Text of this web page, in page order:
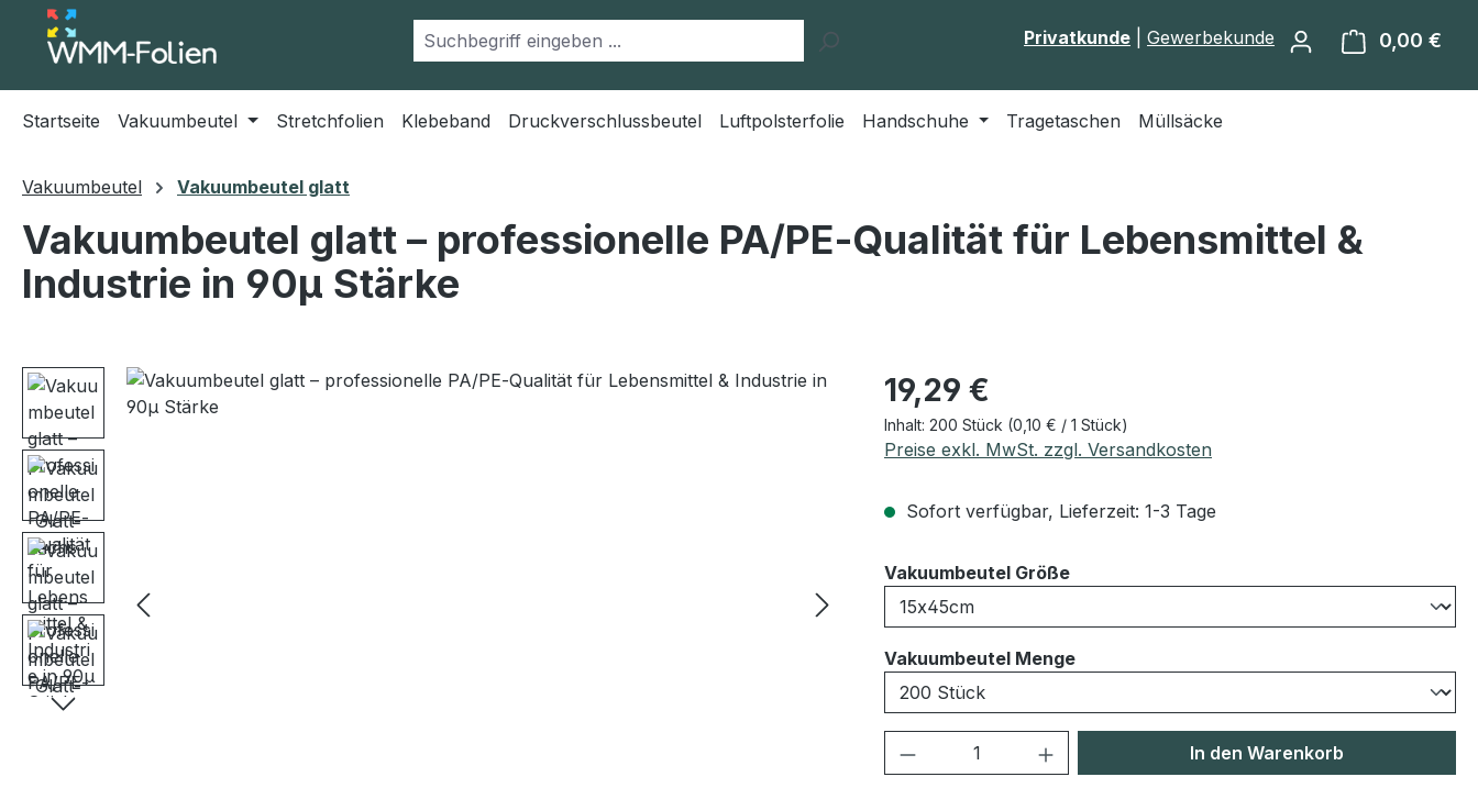
Hauptinhalt springen
Zur Suche springen
Zur Hauptnavigation springen
Privatkunde Gewerbekunde 0,00 €
Startseite Vakuumbeutel Stretchfolien Klebeband Druckverschlussbeutel Luftpolsterfolie Handschuhe Tragetaschen Müllsäcke
Vakuumbeutel Vakuumbeutel glatt
Vakuumbeutel glatt – professionelle PA/PE‑Qualität für Lebensmittel &
Industrie in 90µ Stärke
Bildergalerie überspringen Regulärer Preis:
19,29 €
Inhalt: 200 Stück (0,10 € / 1 Stück)
Preise exkl. MwSt. zzgl. Versandkosten
Sofort verfügbar, Lieferzeit: 1-3 Tage
Vakuumbeutel Größeauswählen
Vakuumbeutel Mengeauswählen
Produkt Anzahl: Gib den gewünschten Wert
In den Warenkorb